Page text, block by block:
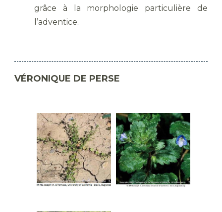
grâce à la morphologie particulière de
l’adventice.
VÉRONIQUE DE PERSE